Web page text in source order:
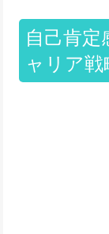
自己肯定
ャリア戦